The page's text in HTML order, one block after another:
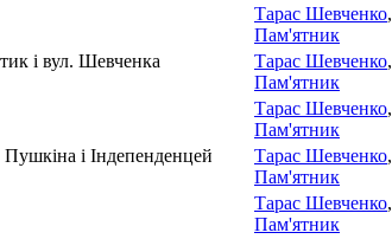
Тарас Шевченко,
Пам'ятник
і вул. Шевченка
Тарас Шевченко,
Пам'ятник
Тарас Шевченко,
Пам'ятник
Пушкіна і Індепенденцей
Тарас Шевченко,
Пам'ятник
Тарас Шевченко,
Пам'ятник